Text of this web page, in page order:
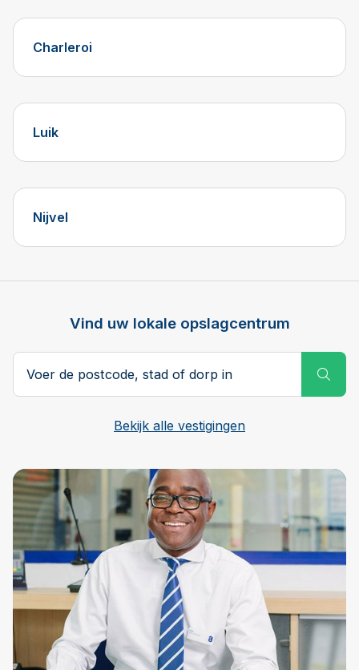
Charleroi
Luik
Nijvel
Vind uw lokale opslagcentrum
Postcode, stad of dorp
Bekijk alle vestigingen